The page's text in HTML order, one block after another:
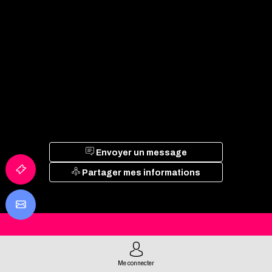
Envoyer un message
Partager mes informations
TOUS LES
PARTENAIRES
Me connecter